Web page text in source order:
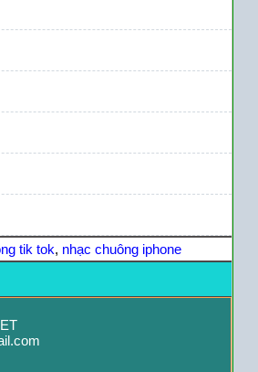
tik tok, nhạc chuông iphone